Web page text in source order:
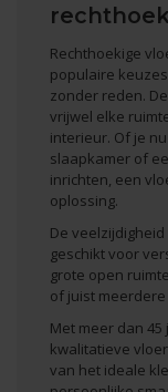
Rechthoekige
populaire
zonder reden.
vrijwel elke
interieur. Of je
slaapkamer of
inrichten, een
oplossing.
De
geschikt voor
grote open
of juist
Met meer dan
kwalitatieve
van het ideale